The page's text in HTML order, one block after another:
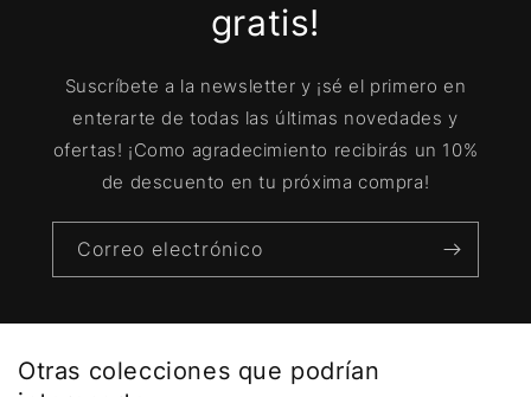
gratis!
Suscríbete a la newsletter y ¡sé el primero en
enterarte de todas las últimas novedades y
ofertas! ¡Como agradecimiento recibirás un 10%
de descuento en tu próxima compra!
Correo electrónico
Otras colecciones que podrían